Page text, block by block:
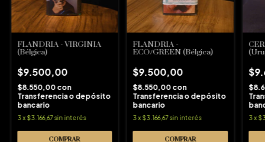
FLANDRIA - VIRGINIA
(Bélgica)
$9.500,00
$8.550,00 con
Transferencia o depósito
bancario
3x$3.166,67 sin interés
FLANDRIA -
ECO/GREEN (Bélgica)
$9.500,00
$8.550,00 con
Transferencia o depósito
bancario
3 x$3.166,67 sin interés 3x